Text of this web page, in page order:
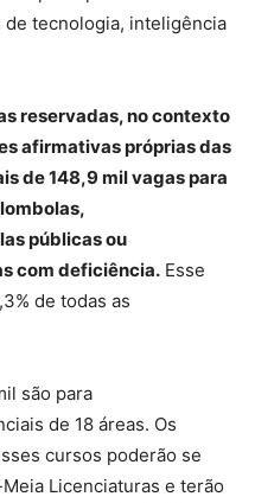
tecnologia, inteligência
reservadas, no contexto
afirmativas próprias das
de 148,9 mil vagas para
públicas ou
com deficiência. Esse
de todas as
são para
de 18 áreas. Os
cursos poderão se
Licenciaturas e terão